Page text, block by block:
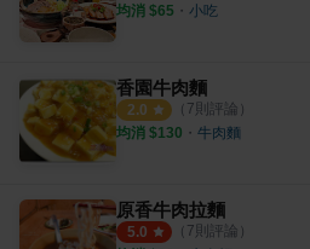
均消 $65 ・ 小吃
香園牛肉麵
2.0 （ 7則評論）
均消 $130 ・ 牛肉麵
原香牛肉拉麵
5.0 （ 7則評論）